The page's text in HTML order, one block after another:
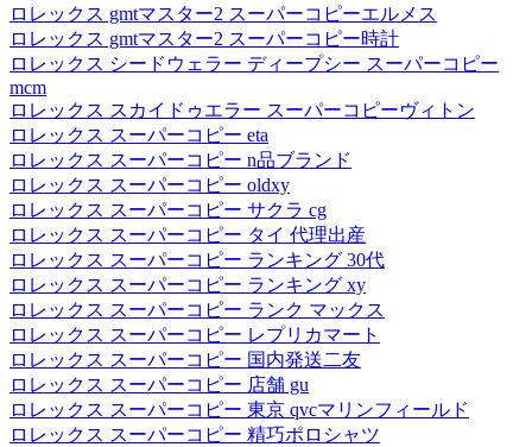
ロレックス gmtマスター2 スーパーコピーエルメス
ロレックス gmtマスター2 スーパーコピー時計
ロレックス シードウェラー ディープシー スーパーコピー
mcm
ロレックス スカイドゥエラー スーパーコピーヴィトン
ロレックス スーパーコピー eta
ロレックス スーパーコピー n品ブランド
ロレックス スーパーコピー oldxy
ロレックス スーパーコピー サクラ cg
ロレックス スーパーコピー タイ 代理出産
ロレックス スーパーコピー ランキング 30代
ロレックス スーパーコピー ランキング xy
ロレックス スーパーコピー ランク マックス
ロレックス スーパーコピー レプリカマート
ロレックス スーパーコピー 国内発送二友
ロレックス スーパーコピー 店舗 gu
ロレックス スーパーコピー 東京 qvcマリンフィールド
ロレックス スーパーコピー 精巧ポロシャツ